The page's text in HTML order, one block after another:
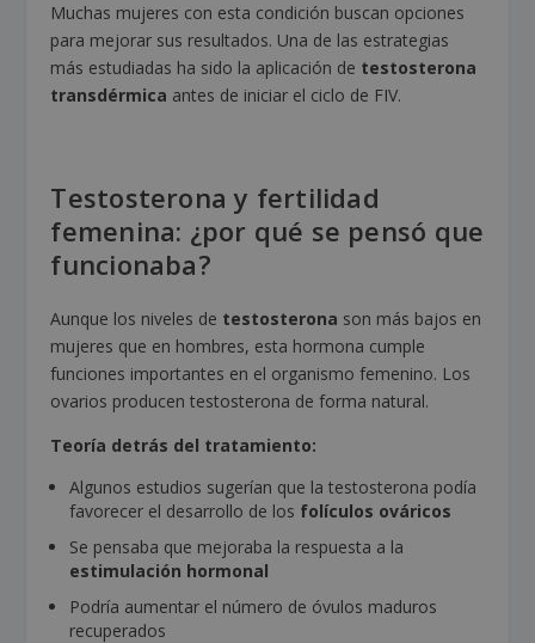
Muchas mujeres con esta condición buscan opciones
para mejorar sus resultados. Una de las estrategias
más estudiadas ha sido la aplicación de testosterona
transdérmica antes de iniciar el ciclo de FIV.
Testosterona y fertilidad
femenina: ¿por qué se pensó que
funcionaba?
Aunque los niveles de testosterona son más bajos en
mujeres que en hombres, esta hormona cumple
funciones importantes en el organismo femenino. Los
ovarios producen testosterona de forma natural.
Teoría detrás del tratamiento:
Algunos estudios sugerían que la testosterona podía
favorecer el desarrollo de los folículos ováricos
Se pensaba que mejoraba la respuesta a la
estimulación hormonal
Podría aumentar el número de óvulos maduros
recuperados